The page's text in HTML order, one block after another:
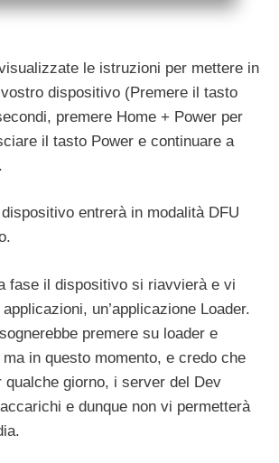
le istruzioni per mettere in
dispositivo (Premere il tasto
premere Home + Power per
il tasto Power e continuare a
entrerà in modalità DFU
fase il dispositivo si riavvierà e vi
un’applicazione Loader.
premere su loader e
in questo momento, e credo che
qualche giorno, i server del Dev
e dunque non vi permetterà